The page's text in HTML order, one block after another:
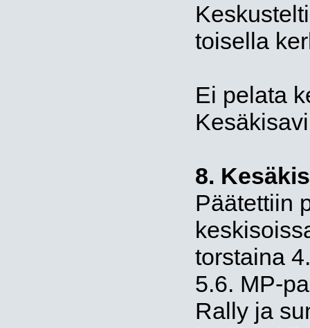
toisella
Ei pelata
8.
Päätettiin
torstaina
5.6. MP-
Rally ja